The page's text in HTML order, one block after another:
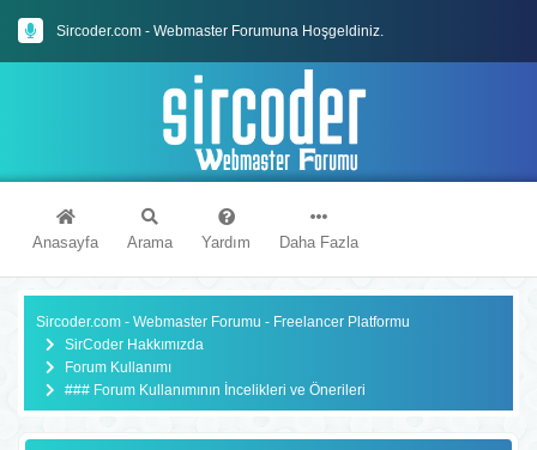
Sircoder.com - Webmaster Forumuna Hoşgeldiniz.
Anasayfa Arama Yardım Daha Fazla
Sircoder.com - Webmaster Forumu - Freelancer Platformu
SirCoder Hakkımızda
Forum Kullanımı
### Forum Kullanımının İncelikleri ve Önerileri